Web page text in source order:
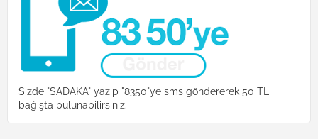
Sizde "SADAKA" yazıp "8350"ye sms göndererek 50 TL
bağışta bulunabilirsiniz.